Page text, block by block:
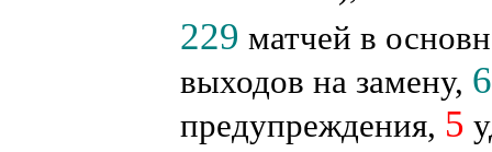
229 матчей в
выходов на замену,
предупреждения, 5